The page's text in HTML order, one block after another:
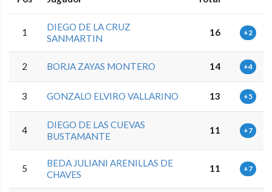
1
DIEGO DE LA CRUZ
SANMARTIN
16 +2
2 BORJA ZAYAS MONTERO 14 +4
3 GONZALO ELVIRO VALLARINO 13 +5
4
DIEGO DE LAS CUEVAS
BUSTAMANTE
11 +7
5
BEDA JULIANI ARENILLAS DE
CHAVES
11 +7